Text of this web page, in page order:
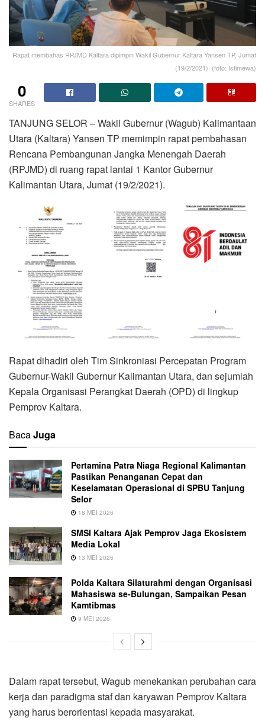
Rapat membahas RPJMD Kaltara dipimpin Wakil Gubernur Kaltara Yansen TP, Jumat
(19/2/2021). (foto: Istimewa)
0
SHARES
TANJUNG SELOR – Wakil Gubernur (Wagub) Kalimantaan
Utara (Kaltara) Yansen TP memimpin rapat pembahasan
Rencana Pembangunan Jangka Menengah Daerah
(RPJMD) di ruang rapat lantai 1 Kantor Gubernur
Kalimantan Utara, Jumat (19/2/2021).
Rapat dihadiri oleh Tim Sinkroniasi Percepatan Program
Gubernur-Wakil Gubernur Kalimantan Utara, dan sejumlah
Kepala Organisasi Perangkat Daerah (OPD) di lingkup
Pemprov Kaltara.
BacaJuga
Pertamina Patra Niaga Regional Kalimantan
Pastikan Penanganan Cepat dan
Keselamatan Operasional di SPBU Tanjung
Selor
18 MEI 2026
SMSI Kaltara Ajak Pemprov Jaga Ekosistem
Media Lokal
13 MEI 2026
Polda Kaltara Silaturahmi dengan Organisasi
Mahasiswa se-Bulungan, Sampaikan Pesan
Kamtibmas
9 MEI 2026
Dalam rapat tersebut, Wagub menekankan perubahan cara
kerja dan paradigma staf dan karyawan Pemprov Kaltara
yang harus berorientasi kepada masyarakat.